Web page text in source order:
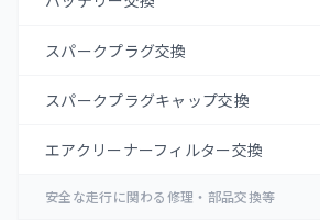
スパークプラグ交換
スパークプラグキャップ交換
エアクリーナーフィルター交換
安全な走行に関わる修理・部品交換等